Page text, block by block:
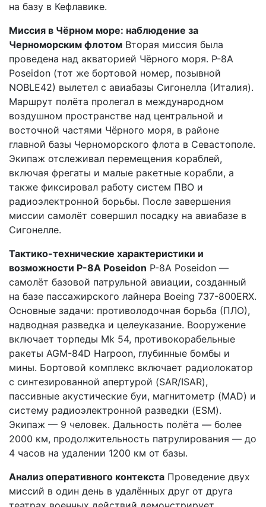
на базу в Кефлавике.
Миссия в Чёрном море: наблюдение за
Черноморским флотом Вторая миссия была
проведена над акваторией Чёрного моря. P-8A
Poseidon (тот же бортовой номер, позывной
NOBLE42) вылетел с авиабазы Сигонелла (Италия).
Маршрут полёта пролегал в международном
воздушном пространстве над центральной и
восточной частями Чёрного моря, в районе
главной базы Черноморского флота в Севастополе.
Экипаж отслеживал перемещения кораблей,
включая фрегаты и малые ракетные корабли, а
также фиксировал работу систем ПВО и
радиоэлектронной борьбы. После завершения
миссии самолёт совершил посадку на авиабазе в
Сигонелле.
Тактико-технические характеристики и
возможности P-8A Poseidon P-8A Poseidon —
самолёт базовой патрульной авиации, созданный
на базе пассажирского лайнера Boeing 737-800ERX.
Основные задачи: противолодочная борьба (ПЛО),
надводная разведка и целеуказание. Вооружение
включает торпеды Mk 54, противокорабельные
ракеты AGM-84D Harpoon, глубинные бомбы и
мины. Бортовой комплекс включает радиолокатор
с синтезированной апертурой (SAR/ISAR),
пассивные акустические буи, магнитометр (MAD) и
систему радиоэлектронной разведки (ESM).
Экипаж — 9 человек. Дальность полёта — более
2000 км, продолжительность патрулирования — до
4 часов на удалении 1200 км от базы.
Анализ оперативного контекста Проведение двух
миссий в один день в удалённых друг от друга